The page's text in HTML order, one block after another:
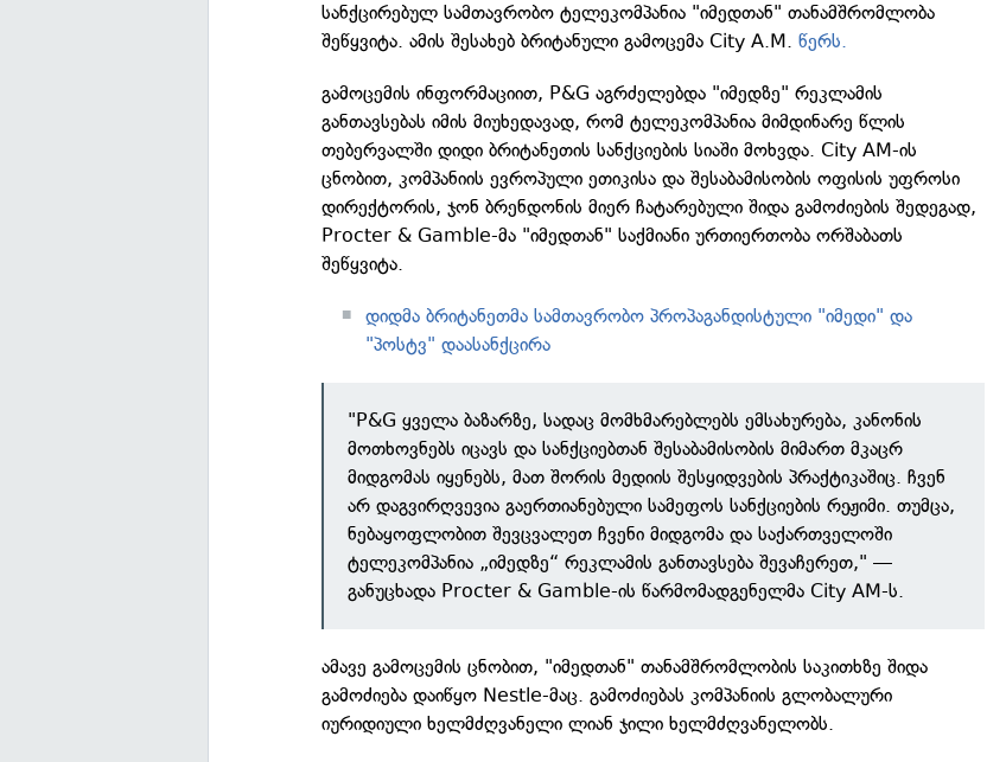
სანქცირებულ სამთავრობო ტელეკომპანია "იმედთან" თანამშრომლობა
შეწყვიტა. ამის შესახებ ბრიტანული გამოცემა City A.M.წერს.
გამოცემის ინფორმაციით, P&G აგრძელებდა "იმედზე" რეკლამის
განთავსებას იმის მიუხედავად, რომ ტელეკომპანია მიმდინარე წლის
თებერვალში დიდი ბრიტანეთის სანქციების სიაში მოხვდა. City AM-ის
ცნობით, კომპანიის ევროპული ეთიკისა და შესაბამისობის ოფისის უფროსი
დირექტორის, ჯონ ბრენდონის მიერ ჩატარებული შიდა გამოძიების შედეგად,
Procter & Gamble-მა "იმედთან" საქმიანი ურთიერთობა ორშაბათს
შეწყვიტა.
დიდმა ბრიტანეთმა სამთავრობო პროპაგანდისტული "იმედი" და
"პოსტვ" დაასანქცირა
"P&G ყველა ბაზარზე, სადაც მომხმარებლებს ემსახურება, კანონის
მოთხოვნებს იცავს და სანქციებთან შესაბამისობის მიმართ მკაცრ
მიდგომას იყენებს, მათ შორის მედიის შესყიდვების პრაქტიკაშიც. ჩვენ
არ დაგვირღვევია გაერთიანებული სამეფოს სანქციების რეჟიმი. თუმცა,
ნებაყოფლობით შევცვალეთ ჩვენი მიდგომა და საქართველოში
ტელეკომპანია „იმედზე“ რეკლამის განთავსება შევაჩერეთ," —
განუცხადა Procter & Gamble-ის წარმომადგენელმა City AM-ს.
ამავე გამოცემის ცნობით, "იმედთან" თანამშრომლობის საკითხზე შიდა
გამოძიება დაიწყო Nestle-მაც. გამოძიებას კომპანიის გლობალური
იურიდიული ხელმძღვანელი ლიან ჯილი ხელმძღვანელობს.